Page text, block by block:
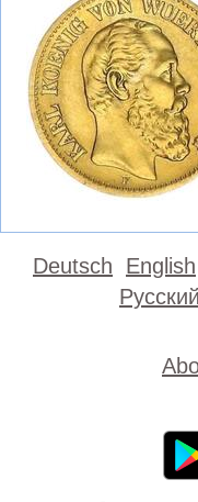
Deutsch English
Русский